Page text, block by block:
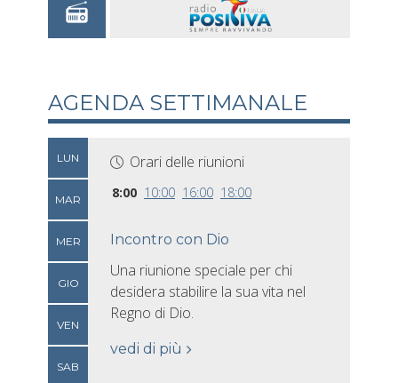
AGENDA SETTIMANALE
LUN
MAR
MER
GIO
VEN
SAB
Orari delle riunioni
8:00 10:00 16:00 18:00
Incontro con Dio
Una riunione speciale per chi
desidera stabilire la sua vita nel
Regno di Dio.
vedi di più